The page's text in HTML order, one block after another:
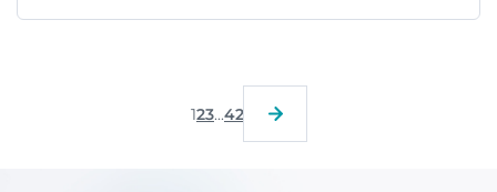
123...42